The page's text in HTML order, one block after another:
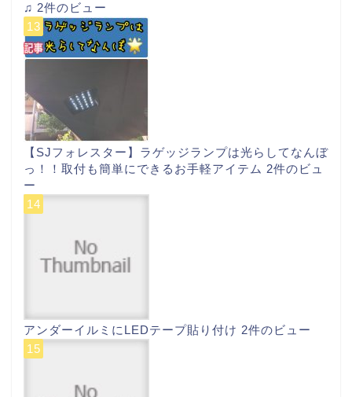
♫ 2件のビュー
【SJフォレスター】ラゲッジランプは光らしてなんぼ
っ！！取付も簡単にできるお手軽アイテム 2件のビュ
ー
アンダーイルミにLEDテープ貼り付け 2件のビュー